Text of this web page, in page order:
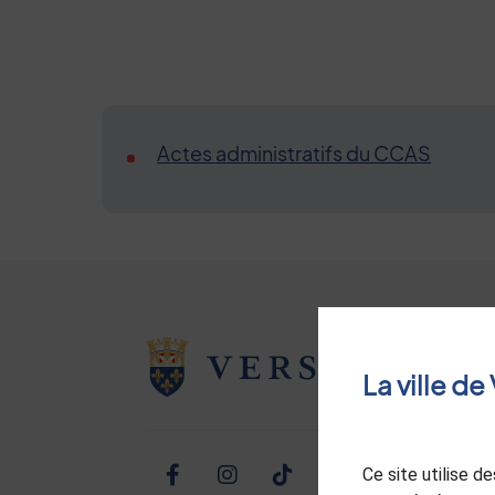
Actes administratifs du CCAS
Facebook
Instagram
TikTokTwitter
La ville
Ce site utilise